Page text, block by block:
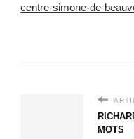
centre-simone-de-
MOTS